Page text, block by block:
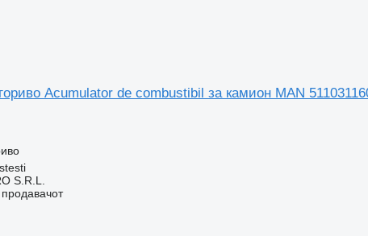
Acumulator de combustibil за камион MAN
S.R.L.
продавачот